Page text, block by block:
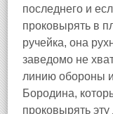
последнего и
проковырять в
ручейка, она
заведомо не
линию обороны
Бородина,
проковырять